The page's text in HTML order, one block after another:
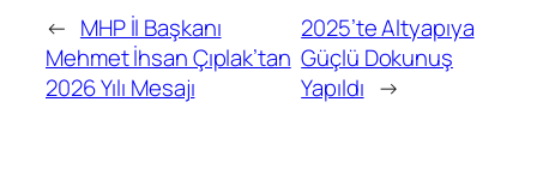
← MHP İl Başkanı
Mehmet İhsan Çıplak’tan
2026 Yılı Mesajı
2025’te Altyapıya
Güçlü Dokunuş
Yapıldı →